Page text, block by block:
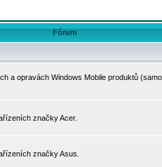
Fórum
a opravách Windows Mobile produktů
značky Acer.
značky Asus.